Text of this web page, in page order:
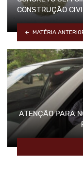
CONSTRUÇÃO
MATÉRIA
ATENÇÃO PARA